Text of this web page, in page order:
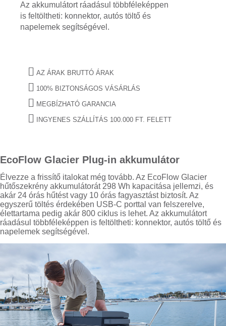
Az akkumulátort ráadásul többféleképpen
is feltöltheti: konnektor, autós töltő és
napelemek segítségével.
AZ ÁRAK BRUTTÓ ÁRAK
100% BIZTONSÁGOS VÁSÁRLÁS
MEGBÍZHATÓ GARANCIA
INGYENES SZÁLLÍTÁS 100.000 FT. FELETT
EcoFlow Glacier Plug-in akkumulátor
Élvezze a frissítő italokat még tovább. Az EcoFlow Glacier
hűtőszekrény akkumulátorát 298 Wh kapacitása jellemzi, és
akár 24 órás hűtést vagy 10 órás fagyasztást biztosít. Az
egyszerű töltés érdekében USB-C porttal van felszerelve,
élettartama pedig akár 800 ciklus is lehet. Az akkumulátort
ráadásul többféleképpen is feltöltheti: konnektor, autós töltő és
napelemek segítségével.